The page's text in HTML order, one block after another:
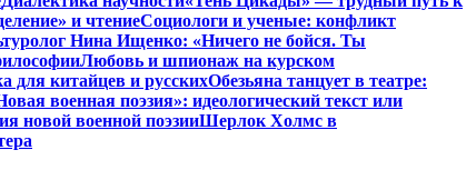
и чтениеСоциологи и ученые: конфликт
Нина Ищенко: «Ничего не бойся. Ты
Любовь и шпионаж на курском
для китайцев и русскихОбезьяна танцует в театре:
военная поэзия»: идеологический текст или
новой военной поэзииШерлок Холмс в